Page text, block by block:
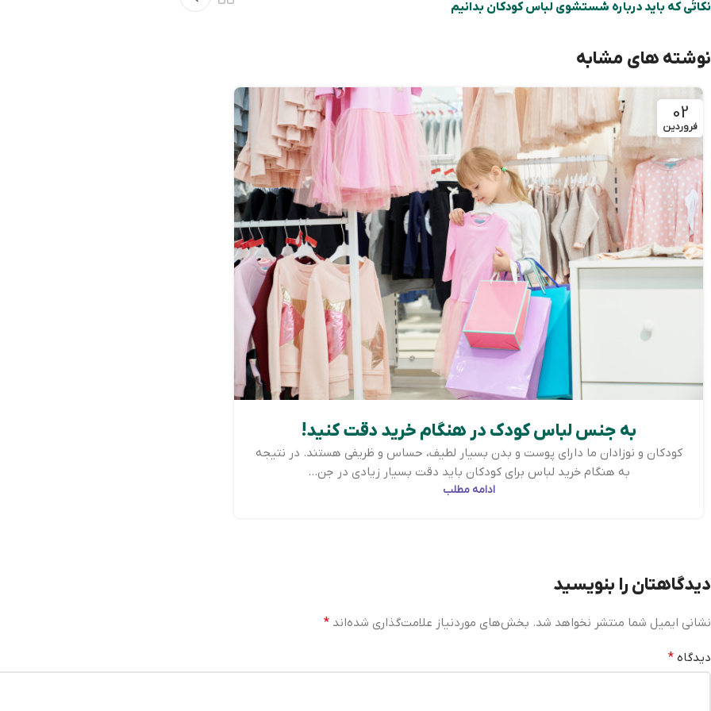
نکاتی که باید درباره شستشوی لباس کودکان بدانیم
نوشته های مشابه
02
فروردین
به جنس لباس کودک در هنگام خرید دقت کنید!
کودکان و نوزادان ما دارای پوست و بدن بسیار لطیف، حساس و ظریفی هستند. در نتیجه
به هنگام خرید لباس برای کودکان باید دقت بسیار زیادی در جن...
ادامه مطلب
دیدگاهتان را بنویسید
نشانی ایمیل شما منتشر نخواهد شد. بخش‌های موردنیاز علامت‌گذاری شده‌اند *
دیدگاه *